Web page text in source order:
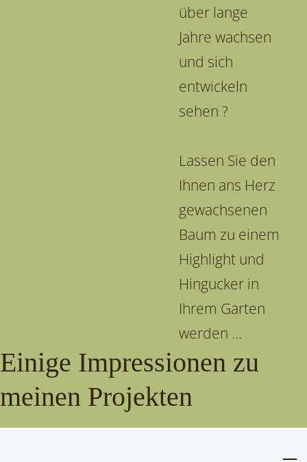
über lange
Jahre wachsen
und sich
entwickeln
sehen ?
Lassen Sie den
Ihnen ans Herz
gewachsenen
Baum zu einem
Highlight und
Hingucker in
Ihrem Garten
werden ...
Einige Impressionen zu
meinen Projekten